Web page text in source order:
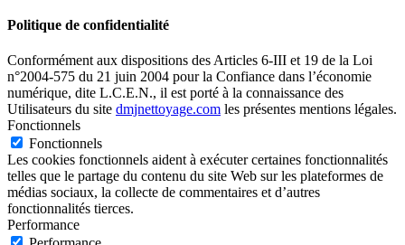
Politique de confidentialité
Conformément aux dispositions des Articles 6-III et 19 de la Loi
n°2004-575 du 21 juin 2004 pour la Confiance dans l’économie
numérique, dite L.C.E.N., il est porté à la connaissance des
Utilisateurs du site dmjnettoyage.com les présentes mentions légales.
Fonctionnels
Fonctionnels
Les cookies fonctionnels aident à exécuter certaines fonctionnalités
telles que le partage du contenu du site Web sur les plateformes de
médias sociaux, la collecte de commentaires et d’autres
fonctionnalités tierces.
Performance